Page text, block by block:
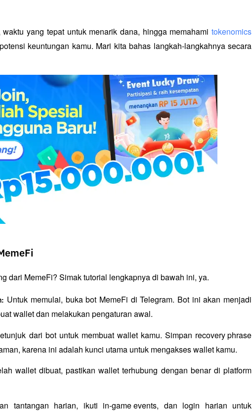
yang tepat untuk menarik dana, hingga memahami tokenomics
keuntungan kamu. Mari kita bahas langkah-langkahnya secara
dari MemeFi? Simak tutorial lengkapnya di bawah ini, ya.
Untuk memulai, buka bot MemeFi di Telegram. Bot ini akan menjadi
wallet dan melakukan pengaturan awal.
dari bot untuk membuat wallet kamu. Simpan recovery phrase
karena ini adalah kunci utama untuk mengakses wallet kamu.
wallet dibuat, pastikan wallet terhubung dengan benar di platform
tantangan harian, ikuti in-game events, dan login harian untuk